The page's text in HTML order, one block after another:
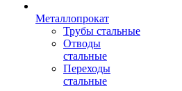
Металлопрокат
Трубы стальные
Отводы
стальные
Переходы
стальные